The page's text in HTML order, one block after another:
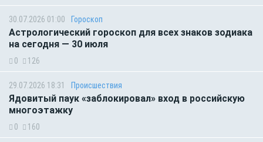
30.07.2026 01:00 Гороскоп
Астрологический гороскоп для всех знаков зодиака
на сегодня — 30 июля
0 126
29.07.2026 18:31 Происшествия
Ядовитый паук «заблокировал» вход в российскую
многоэтажку
0 160